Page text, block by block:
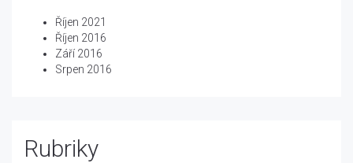
Říjen 2021
Říjen 2016
Září 2016
Srpen 2016
Rubriky